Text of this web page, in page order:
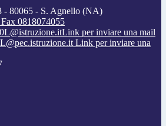
- 80065 - S. Agnello (NA)
0818074055
Link per inviare una mail
Link per inviare una